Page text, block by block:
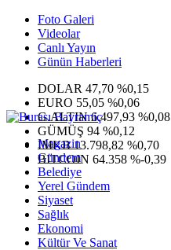
Foto Galeri
Videolar
Canlı Yayın
Günün Haberleri
DOLAR 47,70 %0,15
EURO 55,05 %0,06
G.ALTIN6.497,93 %0,08
GÜMÜŞ 94 %0,12
IMKB13.798,82 %0,70
BITCOIN 64.358 %-0,39
Magazin
Gündem
Belediye
Yerel Gündem
Siyaset
Sağlık
Ekonomi
Kültür Ve Sanat